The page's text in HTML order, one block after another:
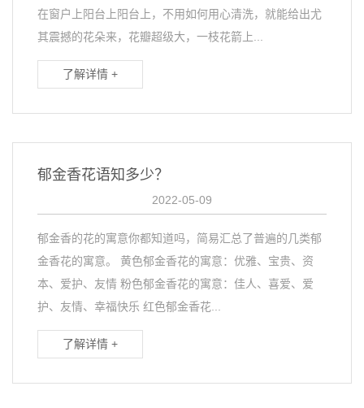
在窗户上阳台上阳台上，不用如何用心清洗，就能给出尤
其震撼的花朵来，花瓣超级大，一枝花箭上...
了解详情 +
郁金香花语知多少？
2022-05-09
郁金香的花的寓意你都知道吗，简易汇总了普遍的几类郁
金香花的寓意。 黄色郁金香花的寓意：优雅、宝贵、资
本、爱护、友情 粉色郁金香花的寓意：佳人、喜爱、爱
护、友情、幸福快乐 红色郁金香花...
了解详情 +